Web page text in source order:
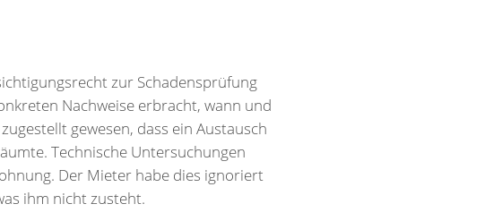
zur Schadensprüfung
Nachweise erbracht, wann und
gewesen, dass ein Austausch
Technische Untersuchungen
Der Mieter habe dies ignoriert
ihm nicht zusteht.